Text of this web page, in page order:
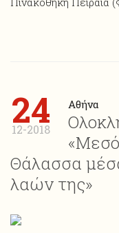
24
12-2018
Αθήνα
Θάλασσα
λαών της»